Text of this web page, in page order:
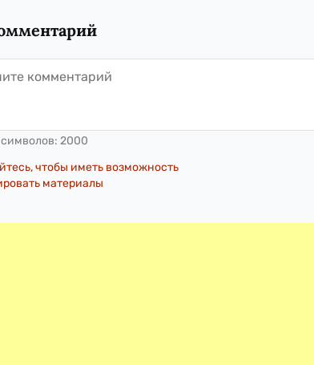
2000
чтобы иметь возможность
материалы